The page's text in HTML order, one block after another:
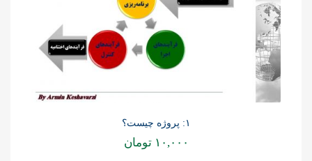
۱: پروژه چیست؟
۱۰,۰۰۰ تومان